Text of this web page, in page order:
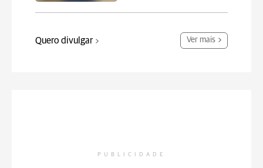
Quero divulgar Ver mais
PUBLICIDADE